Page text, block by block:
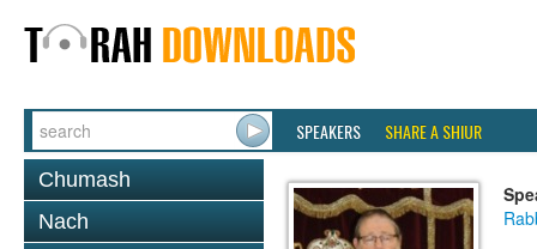
SPEAKERS SHARE A SHIUR
Chumash
Nach